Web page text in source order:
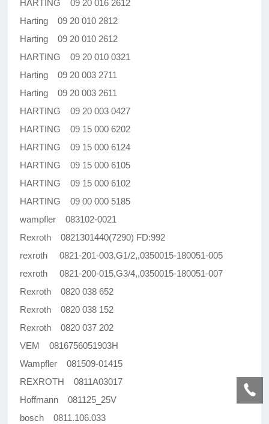
HARTING 09 20 016 2612
Harting 09 20 010 2812
Harting 09 20 010 2612
HARTING 09 20 010 0321
Harting 09 20 003 2711
Harting 09 20 003 2611
HARTING 09 20 003 0427
HARTING 09 15 000 6202
HARTING 09 15 000 6124
HARTING 09 15 000 6105
HARTING 09 15 000 6102
HARTING 09 00 000 5185
wampfler 083102-0021
Rexroth 0821301440(7290) FD:992
rexroth 0821-201-003,G1/2,,0350015-180051-005
rexroth 0821-200-015,G3/4,,0350015-180051-007
Rexroth 0820 038 652
Rexroth 0820 038 152
Rexroth 0820 037 202
VEM 0816756051903H
Wampfler 081509-01415
REXROTH 0811A03017
Hoffmann 081125_25V
bosch 0811.106.033